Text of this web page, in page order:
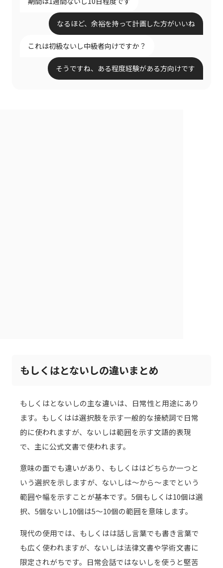
なるほど、余裕を持って計画した方がいいね
これは初級ないし中級者向けですか？
そうですね、ある程度経験がある方向けです
もしくはとないしの違いまとめ
もしくはとないしの主な違いは、日常性と用途にあり
ます。もしくはは選択肢を示す一般的な接続詞で日常
的に使われますが、ないしは範囲を示す文語的表現
で、主に公式文書で使われます。
意味の面でも違いがあり、もしくははどちらか一つと
いう選択を示しますが、ないしは～から～までという
範囲や幅を示すことが基本です。5個もしくは10個は選
択、5個ないし10個は5～10個の範囲を意味します。
現代の使用では、もしくはは話し言葉でも書き言葉で
も広く使われますが、ないしは法律文書や学術文書に
限定されがちです。日常会話ではないしを使うと堅苦